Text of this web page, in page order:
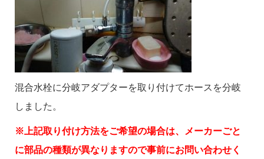
混合水栓に分岐アダプターを取り付けてホースを分岐
しました。
※上記取り付け方法をご希望の場合は、メーカーごと
に部品の種類が異なりますので事前にお問い合わせく